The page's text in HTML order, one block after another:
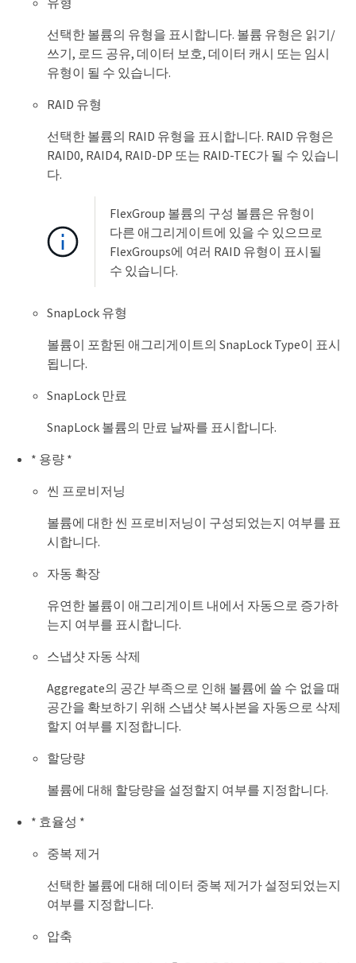
선택한 볼륨의 유형을 표시합니다. 볼륨 유형은 읽기/
쓰기, 로드 공유, 데이터 보호, 데이터 캐시 또는 임시
유형이 될 수 있습니다.
RAID 유형
선택한 볼륨의 RAID 유형을 표시합니다. RAID 유형은
RAID0, RAID4, RAID-DP 또는 RAID-TEC가 될 수 있습니
다.
FlexGroup 볼륨의 구성 볼륨은 유형이
다른 애그리게이트에 있을 수 있으므로
FlexGroups에 여러 RAID 유형이 표시될
수 있습니다.
SnapLock 유형
볼륨이 포함된 애그리게이트의 SnapLock Type이 표시
됩니다.
SnapLock 만료
SnapLock 볼륨의 만료 날짜를 표시합니다.
* 용량 *
씬 프로비저닝
볼륨에 대한 씬 프로비저닝이 구성되었는지 여부를 표
시합니다.
자동 확장
유연한 볼륨이 애그리게이트 내에서 자동으로 증가하
는지 여부를 표시합니다.
스냅샷 자동 삭제
Aggregate의 공간 부족으로 인해 볼륨에 쓸 수 없을 때
공간을 확보하기 위해 스냅샷 복사본을 자동으로 삭제
할지 여부를 지정합니다.
할당량
볼륨에 대해 할당량을 설정할지 여부를 지정합니다.
* 효율성 *
중복 제거
선택한 볼륨에 대해 데이터 중복 제거가 설정되었는지
여부를 지정합니다.
압축